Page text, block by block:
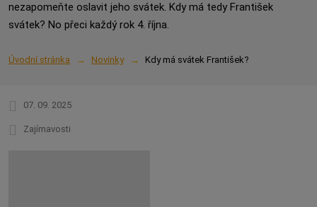
nezapomeňte oslavit jeho svátek. Kdy má tedy František
svátek? No přeci každý rok 4. října.
Úvodní stránka Novinky Kdy má svátek František?
07. 09. 2025
Zajímavosti